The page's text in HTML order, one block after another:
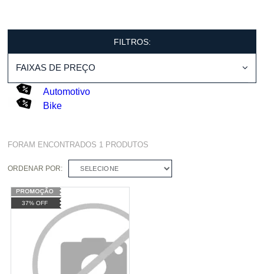
FILTROS:
FAIXAS DE PREÇO
Automotivo
Bike
FORAM ENCONTRADOS 1 PRODUTOS
ORDENAR POR: SELECIONE
37% OFF